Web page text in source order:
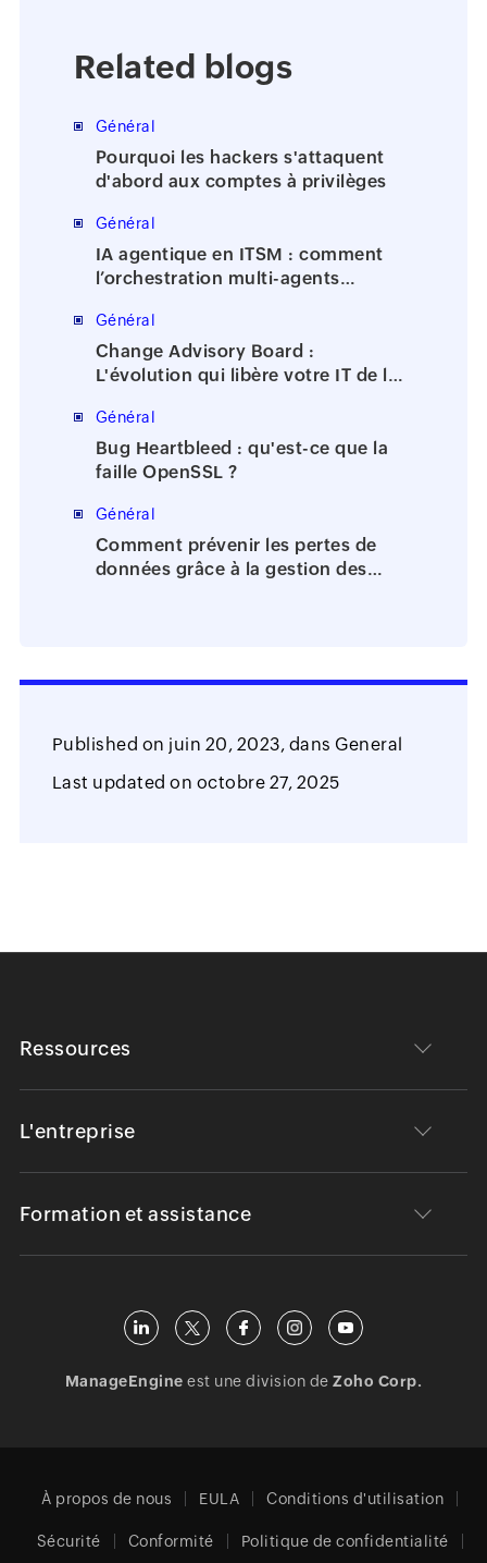
Related blogs
Général
Pourquoi les hackers s'attaquent
d'abord aux comptes à privilèges
Général
IA agentique en ITSM : comment
l’orchestration multi-agents
Général
Change Advisory Board :
L'évolution qui libère votre IT de la
Général
Bug Heartbleed : qu'est-ce que la
faille OpenSSL ?
Général
Comment prévenir les pertes de
données grâce à la gestion des
Published on juin 20, 2023, dans General
Last updated on octobre 27, 2025
Ressources
L'entreprise
Formation et assistance
ManageEngine est une division deZoho Corp.
À propos de nous EULA Conditions d'utilisation
Sécurité Conformité Politique de confidentialité